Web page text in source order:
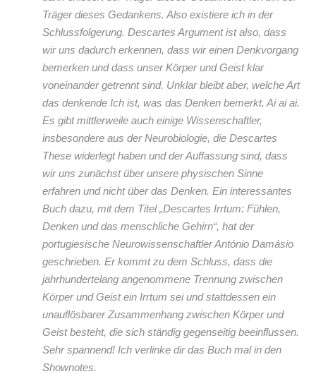
Träger dieses Gedankens. Also existiere ich in der
Schlussfolgerung. Descartes Argument ist also, dass
wir uns dadurch erkennen, dass wir einen Denkvorgang
bemerken und dass unser Körper und Geist klar
voneinander getrennt sind. Unklar bleibt aber, welche Art
das denkende Ich ist, was das Denken bemerkt. Ai ai ai.
Es gibt mittlerweile auch einige Wissenschaftler,
insbesondere aus der Neurobiologie, die Descartes
These widerlegt haben und der Auffassung sind, dass
wir uns zunächst über unsere physischen Sinne
erfahren und nicht über das Denken. Ein interessantes
Buch dazu, mit dem Titel „Descartes Irrtum: Fühlen,
Denken und das menschliche Gehirn“, hat der
portugiesische Neurowissenschaftler António Damásio
geschrieben. Er kommt zu dem Schluss, dass die
jahrhundertelang angenommene Trennung zwischen
Körper und Geist ein Irrtum sei und stattdessen ein
unauflösbarer Zusammenhang zwischen Körper und
Geist besteht, die sich ständig gegenseitig beeinflussen.
Sehr spannend! Ich verlinke dir das Buch mal in den
Shownotes.